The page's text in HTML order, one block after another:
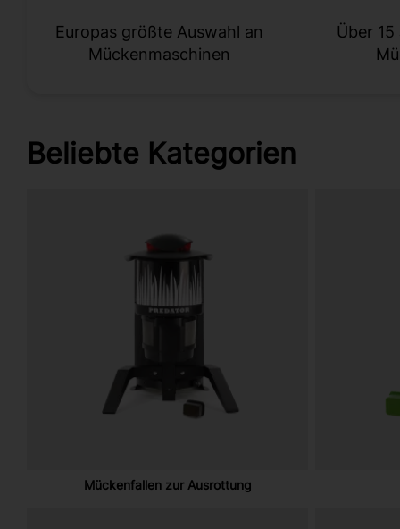
Europas größte Auswahl an
Mückenmaschinen
Über
Beliebte Kategorien
Mückenfallen zur Ausrottung